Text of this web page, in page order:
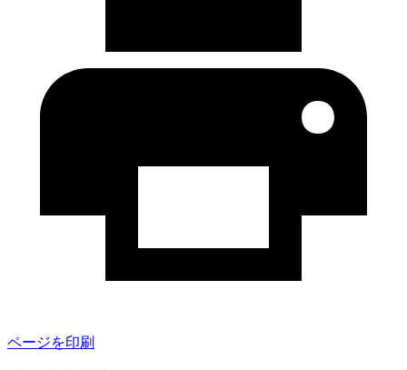
ページを印刷